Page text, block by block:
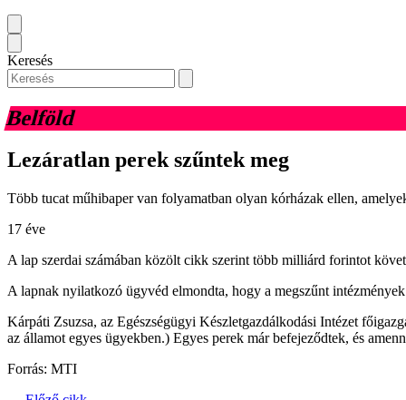
Keresés
Belföld
Lezáratlan perek szűntek meg
Több tucat műhibaper van folyamatban olyan kórházak ellen,
17 éve
A lap szerdai számában közölt cikk szerint több milliárd forintot
A lapnak nyilatkozó ügyvéd elmondta, hogy a megszűnt
Kárpáti Zsuzsa, az Egészségügyi Készletgazdálkodási Intézet
az államot egyes ügyekben.) Egyes perek már befejeződtek, és
Forrás: MTI